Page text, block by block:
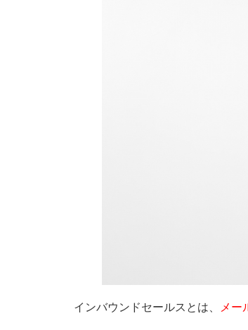
インバウンドセールスとは、 メー